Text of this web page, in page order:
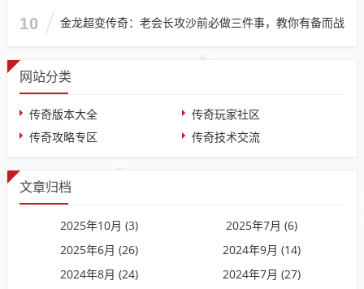
10 金龙超变传奇：老会长攻沙前必做三件事，教你有备而战
网站分类
传奇版本大全
传奇玩家社区
传奇攻略专区
传奇技术交流
文章归档
2025年10月 (3)
2025年7月 (6)
2025年6月 (26)
2024年9月 (14)
2024年8月 (24)
2024年7月 (27)